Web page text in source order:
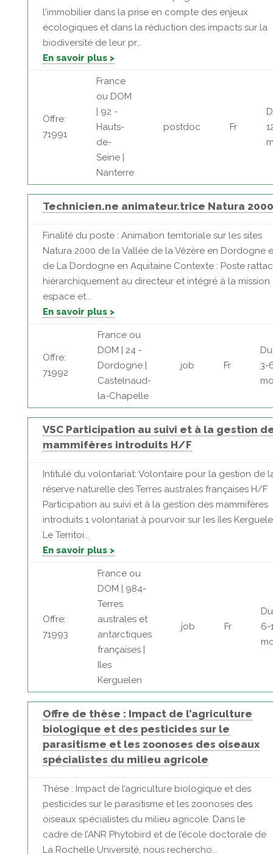
l'immobilier dans la prise en compte des enjeux
écologiques et dans la réduction des impacts sur la
biodiversité de leur pr...
En savoir plus >
Offre:
71991
France
ou DOM
| 92 -
Hauts-
de-
Seine |
Nanterre
postdoc Fr
Technicien.ne animateur.trice Natura 2000
Finalité du poste : Animation territoriale sur les sites
Natura 2000 de la Vallée de la Vézère en Dordogne
de La Dordogne en Aquitaine Contexte : Poste
hiérarchiquement au directeur et intégré à la mission
espace et...
En savoir plus >
Offre:
71992
France ou
DOM | 24 -
Dordogne |
Castelnaud-
la-Chapelle
job Fr
3-
VSC Participation au suivi et à la gestion
mammifères introduits H/F
Intitulé du volontariat: Volontaire pour la gestion de
réserve naturelle des Terres australes françaises H/F
Participation au suivi et à la gestion des mammifères
introduits 1 volontariat à pourvoir sur les îles
Le Territoi...
En savoir plus >
Offre:
71993
France ou
DOM | 984-
Terres
australes et
antarctiques
françaises |
Iles
Kerguelen
job Fr
6-
Offre de thèse : Impact de l’agriculture
biologique et des pesticides sur le
parasitisme et les zoonoses des oiseaux
spécialistes du milieu agricole
Thèse : Impact de l’agriculture biologique et des
pesticides sur le parasitisme et les zoonoses des
oiseaux spécialistes du milieu agricole. Dans le
cadre de l’ANR Phytobird et de l’école doctorale de
La Rochelle Université, nous rechercho...